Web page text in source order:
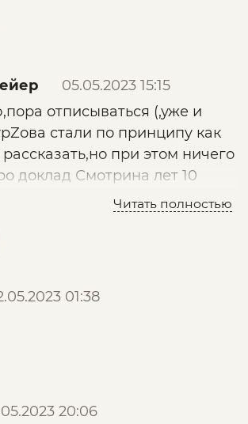
05.05.2023 15:15
отписываться (,уже и
стали по принципу как
рассказать,но при этом ничего
доклад Смотрина лет 10
рассказано .Лучше Ходоса
именами называть
Читать полностью
01:38
20:06